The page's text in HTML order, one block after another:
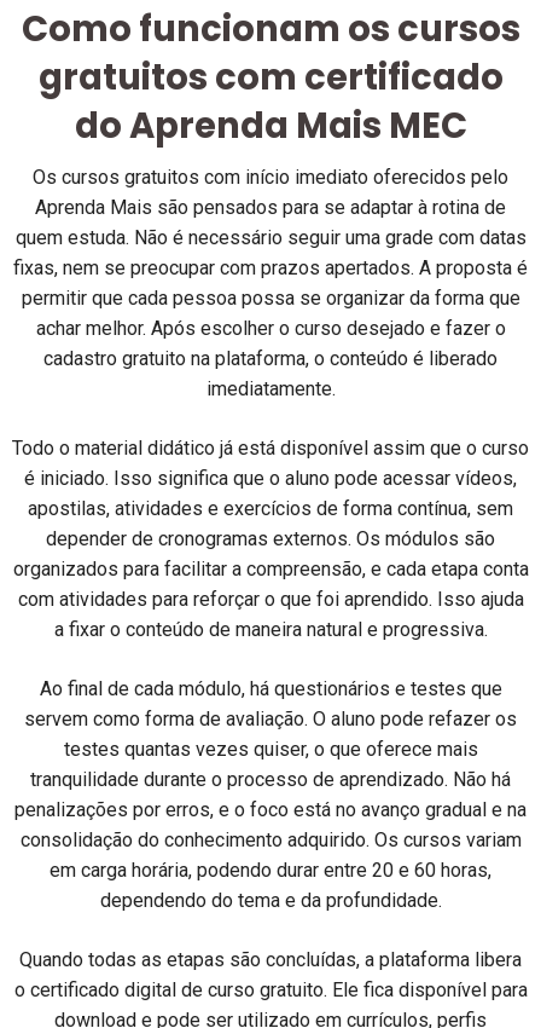
Como funcionam os cursos
gratuitos com certificado
do Aprenda Mais MEC
Os cursos gratuitos com início imediato oferecidos pelo
Aprenda Mais são pensados para se adaptar à rotina de
quem estuda. Não é necessário seguir uma grade com datas
fixas, nem se preocupar com prazos apertados. A proposta é
permitir que cada pessoa possa se organizar da forma que
achar melhor. Após escolher o curso desejado e fazer o
cadastro gratuito na plataforma, o conteúdo é liberado
imediatamente.
Todo o material didático já está disponível assim que o curso
é iniciado. Isso significa que o aluno pode acessar vídeos,
apostilas, atividades e exercícios de forma contínua, sem
depender de cronogramas externos. Os módulos são
organizados para facilitar a compreensão, e cada etapa conta
com atividades para reforçar o que foi aprendido. Isso ajuda
a fixar o conteúdo de maneira natural e progressiva.
Ao final de cada módulo, há questionários e testes que
servem como forma de avaliação. O aluno pode refazer os
testes quantas vezes quiser, o que oferece mais
tranquilidade durante o processo de aprendizado. Não há
penalizações por erros, e o foco está no avanço gradual e na
consolidação do conhecimento adquirido. Os cursos variam
em carga horária, podendo durar entre 20 e 60 horas,
dependendo do tema e da profundidade.
Quando todas as etapas são concluídas, a plataforma libera
o certificado digital de curso gratuito. Ele fica disponível para
download e pode ser utilizado em currículos, perfis